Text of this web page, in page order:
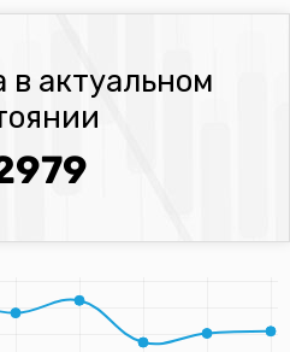
в актуальном